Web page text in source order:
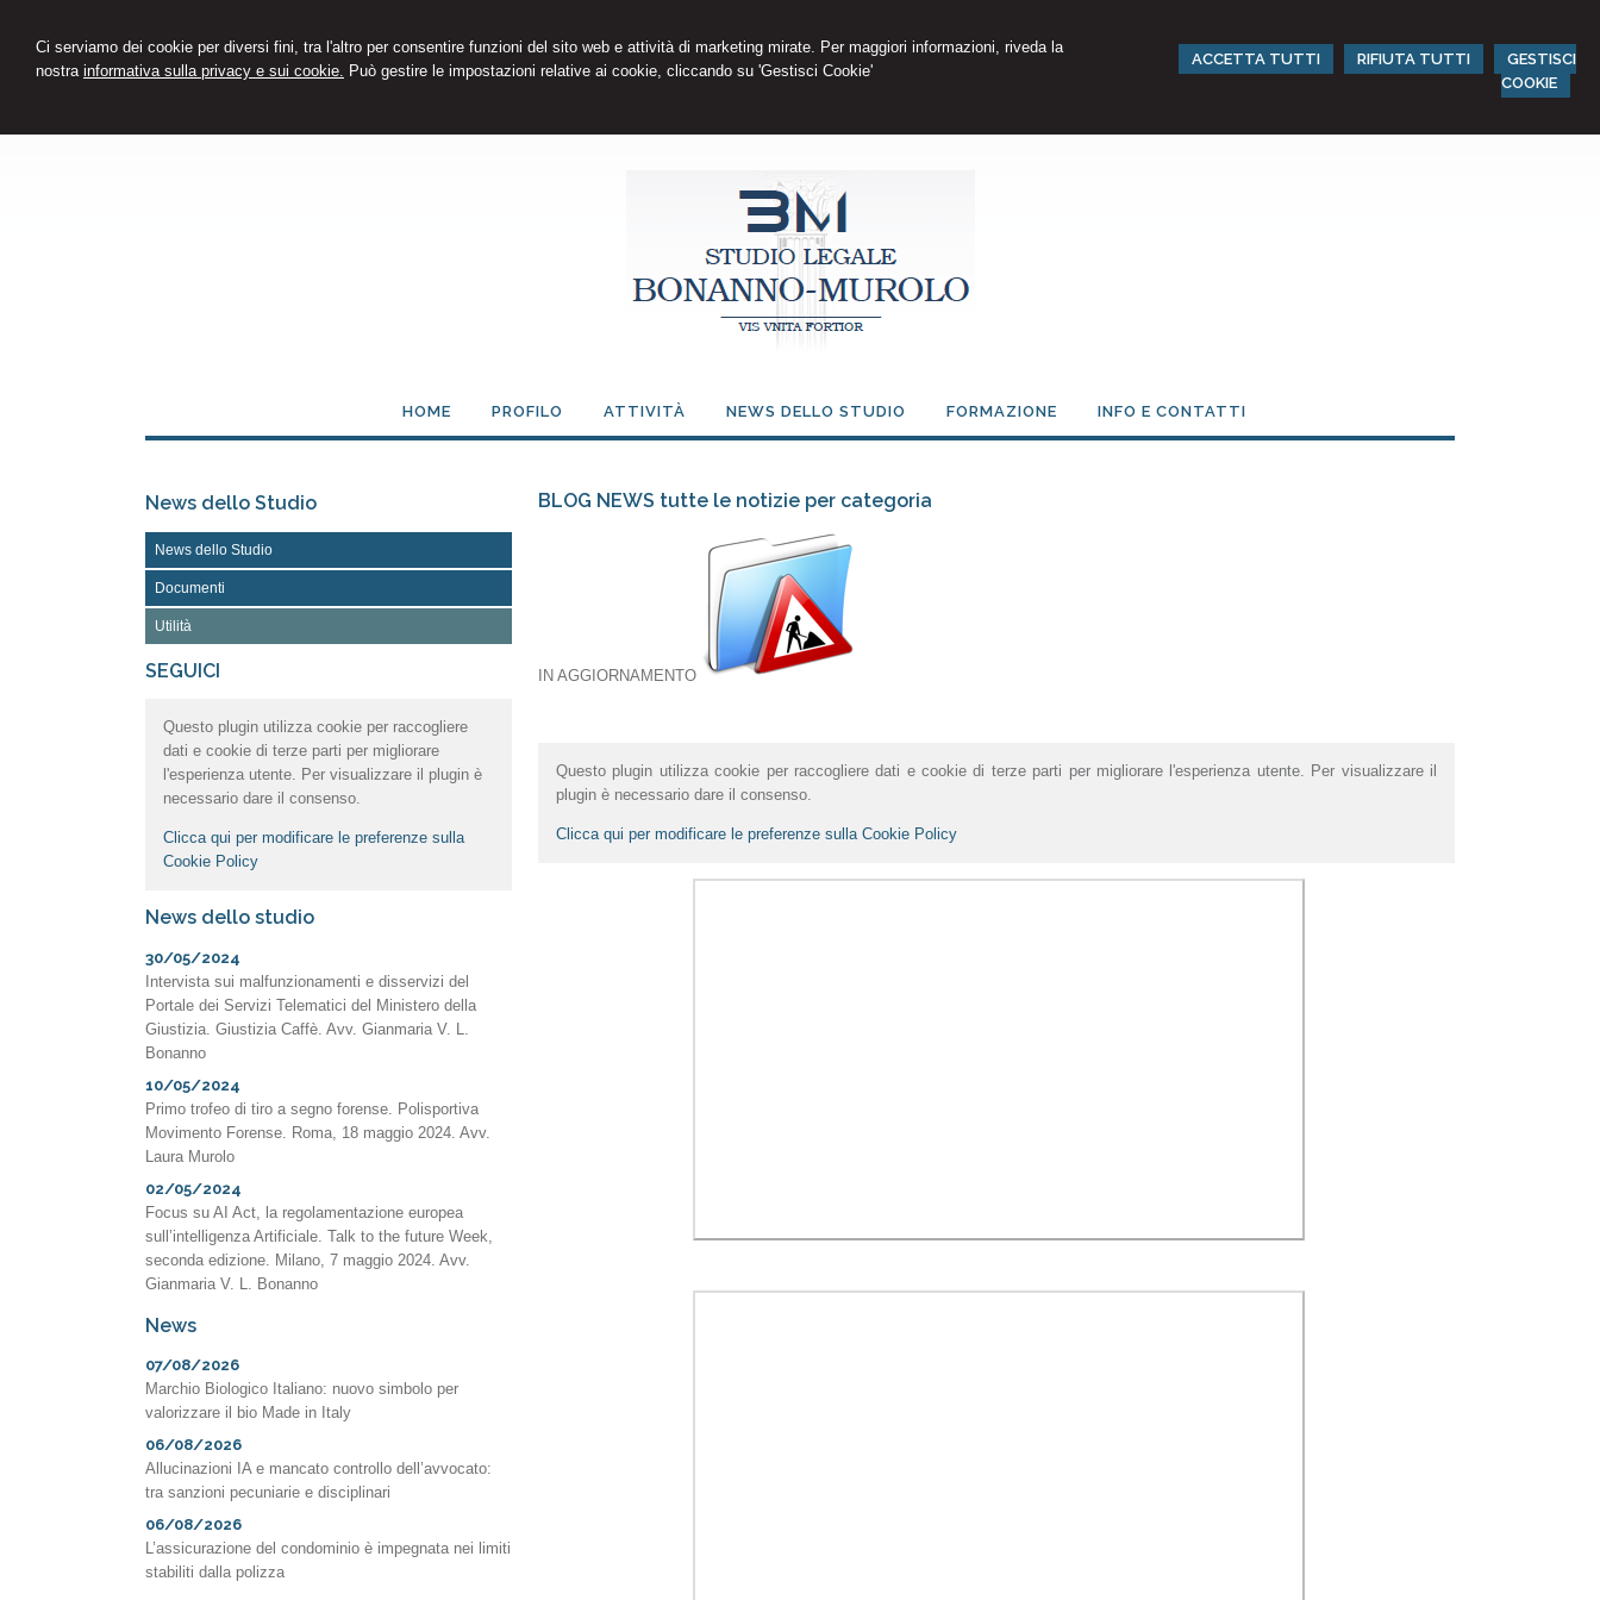
Ci serviamo dei cookie per diversi fini, tra l'altro per consentire funzioni del sito web e attività di marketing mirate. Per maggiori informazioni, riveda la
nostra informativa sulla privacy e sui cookie. Può gestire le impostazioni relative ai cookie, cliccando su 'Gestisci Cookie'
ACCETTA TUTTI RIFIUTA TUTTI
GESTISCI
COOKIE
HOME PROFILO ATTIVITÀ NEWS DELLO STUDIO FORMAZIONE INFO E CONTATTI
BLOG NEWS tutte le notizie per categoria
IN AGGIORNAMENTO
Questo plugin utilizza cookie per raccogliere dati e cookie di terze parti per migliorare l'esperienza utente. Per visualizzare il
plugin è necessario dare il consenso.
Clicca qui per modificare le preferenze sulla Cookie Policy
News dello Studio
News dello Studio
Documenti
Utilità
SEGUICI
Questo plugin utilizza cookie per raccogliere
dati e cookie di terze parti per migliorare
l'esperienza utente. Per visualizzare il plugin è
necessario dare il consenso.
Clicca qui per modificare le preferenze sulla
Cookie Policy
News dello studio
30/05/2024
Intervista sui malfunzionamenti e disservizi del
Portale dei Servizi Telematici del Ministero della
Giustizia. Giustizia Caffè. Avv. Gianmaria V. L.
Bonanno
10/05/2024
Primo trofeo di tiro a segno forense. Polisportiva
Movimento Forense. Roma, 18 maggio 2024. Avv.
Laura Murolo
02/05/2024
Focus su AI Act, la regolamentazione europea
sull’intelligenza Artificiale. Talk to the future Week,
seconda edizione. Milano, 7 maggio 2024. Avv.
Gianmaria V. L. Bonanno
News
07/08/2026
Marchio Biologico Italiano: nuovo simbolo per
valorizzare il bio Made in Italy
06/08/2026
Allucinazioni IA e mancato controllo dell’avvocato:
tra sanzioni pecuniarie e disciplinari
06/08/2026
L’assicurazione del condominio è impegnata nei limiti
stabiliti dalla polizza